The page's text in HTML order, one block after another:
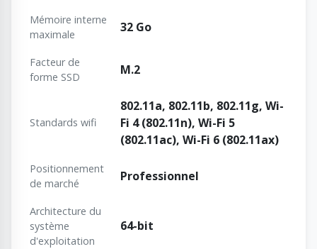
Mémoire interne
maximale
32 Go
Facteur de
forme SSD
M.2
Standards wifi
802.11a, 802.11b, 802.11g, Wi-
Fi 4 (802.11n), Wi-Fi 5
(802.11ac), Wi-Fi 6 (802.11ax)
Positionnement
de marché
Professionnel
Architecture du
système
d'exploitation
64-bit